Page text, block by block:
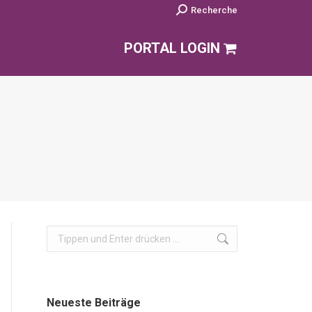
Search:Recherche
PORTAL LOGIN
Search:
Neueste Beiträge